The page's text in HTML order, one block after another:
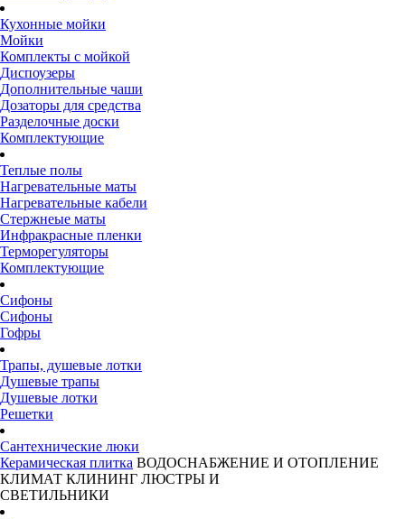
Кухонные мойки
Мойки
Комплекты с мойкой
Диспоузеры
Дополнительные чаши
Дозаторы для средства
Разделочные доски
Комплектующие
Теплые полы
Нагревательные маты
Нагревательные кабели
Стержнеые маты
Инфракрасные пленки
Терморегуляторы
Комплектующие
Сифоны
Сифоны
Гофры
Трапы, душевые лотки
Душевые трапы
Душевые лотки
Решетки
Сантехнические люки
Керамическая плитка ВОДОСНАБЖЕНИЕ И ОТОПЛЕНИЕ
КЛИМАТ КЛИНИНГ ЛЮСТРЫ И
СВЕТИЛЬНИКИ